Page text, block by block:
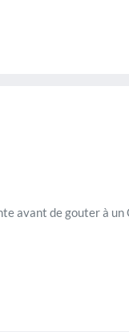
avant de gouter à